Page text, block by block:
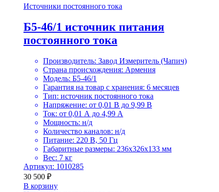
Источники постоянного тока
Б5-46/1 источник питания
постоянного тока
Производитель: Завод Измеритель (Чапич)
Страна происхождения: Армения
Модель: Б5-46/1
Гарантия на товар с хранения: 6 месяцев
Тип: источник постоянного тока
Напряжение: от 0,01 В до 9,99 В
Ток: от 0,01 А до 4,99 А
Мощность: н/д
Количество каналов: н/д
Питание: 220 В, 50 Гц
Габаритные размеры: 236х326х133 мм
Вес: 7 кг
Артикул: 1010285
30 500 ₽
В корзину